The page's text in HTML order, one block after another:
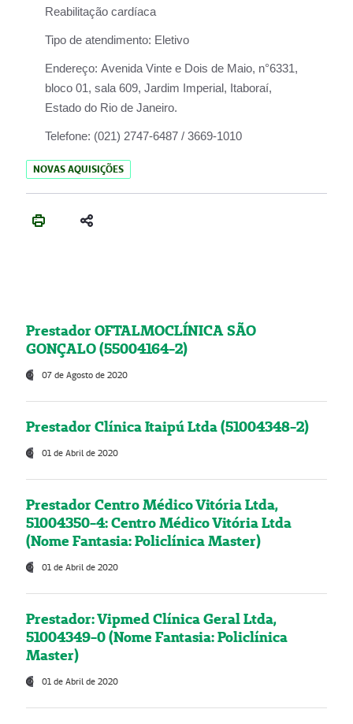
Reabilitação cardíaca
Tipo de atendimento: Eletivo
Endereço: Avenida Vinte e Dois de Maio, n°6331,
bloco 01, sala 609, Jardim Imperial, Itaboraí,
Estado do Rio de Janeiro.
Telefone: (021) 2747-6487 / 3669-1010
NOVAS AQUISIÇÕES
Prestador OFTALMOCLÍNICA SÃO
GONÇALO (55004164-2)
07 de Agosto de 2020
Prestador Clínica Itaipú Ltda (51004348-2)
01 de Abril de 2020
Prestador Centro Médico Vitória Ltda,
51004350-4: Centro Médico Vitória Ltda
(Nome Fantasia: Policlínica Master)
01 de Abril de 2020
Prestador: Vipmed Clínica Geral Ltda,
51004349-0 (Nome Fantasia: Policlínica
Master)
01 de Abril de 2020